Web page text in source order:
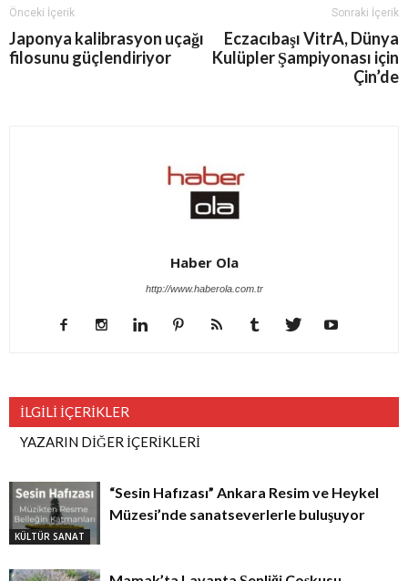
Önceki İçerik
Japonya kalibrasyon uçağı
filosunu güçlendiriyor
Sonraki İçerik
Eczacıbaşı VitrA, Dünya
Kulüpler Şampiyonası için
Çin’de
Haber Ola
http://www.haberola.com.tr
İLGİLİ İÇERİKLER
YAZARIN DİĞER İÇERİKLERİ
KÜLTÜR SANAT
“Sesin Hafızası” Ankara Resim ve Heykel
Müzesi’nde sanatseverlerle buluşuyor